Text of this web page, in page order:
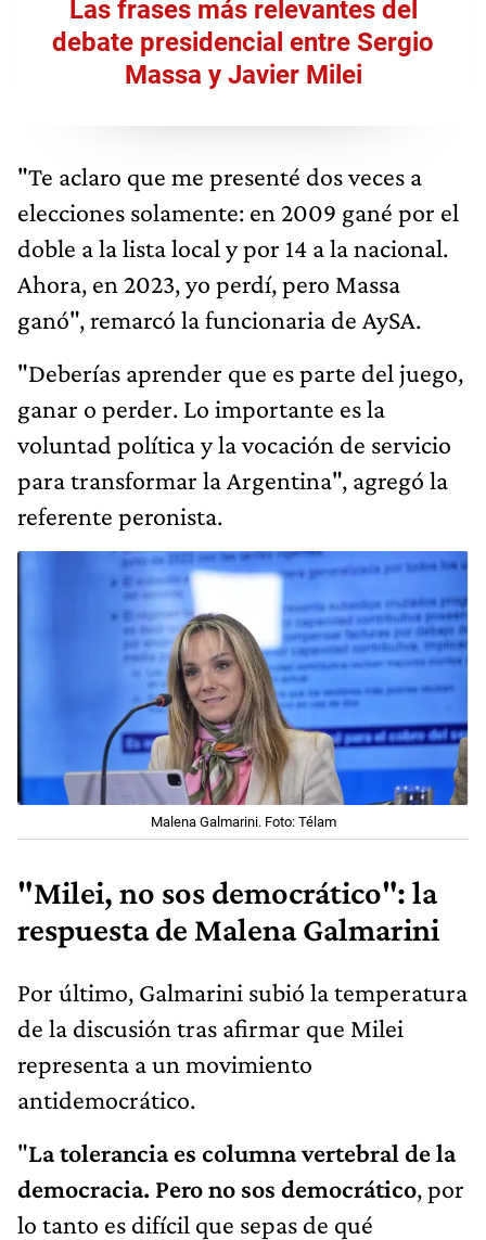
Las frases más relevantes del
debate presidencial entre Sergio
Massa y Javier Milei
"Te aclaro que me presenté dos veces a
elecciones solamente: en 2009 gané por el
doble a la lista local y por 14 a la nacional.
Ahora, en 2023, yo perdí, pero Massa
ganó", remarcó la funcionaria de AySA.
"Deberías aprender que es parte del juego,
ganar o perder. Lo importante es la
voluntad política y la vocación de servicio
para transformar la Argentina", agregó la
referente peronista.
Malena Galmarini. Foto: Télam
"Milei, no sos democrático": la
respuesta de Malena Galmarini
Por último, Galmarini subió la temperatura
de la discusión tras afirmar que Milei
representa a un movimiento
antidemocrático.
"La tolerancia es columna vertebral de la
democracia. Pero no sos democrático, por
lo tanto es difícil que sepas de qué